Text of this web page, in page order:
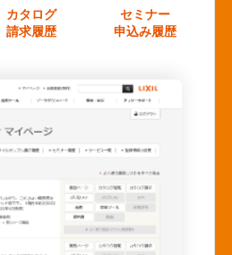
カタログ
請求履歴
セミナー
申込み履歴